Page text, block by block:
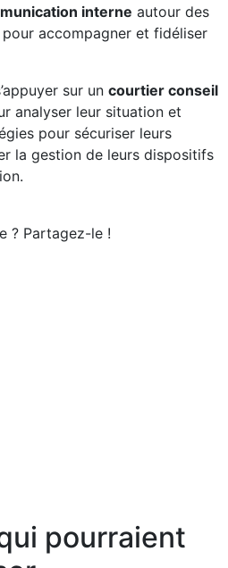
interne autour des
accompagner et fidéliser
sur un courtier conseil
analyser leur situation et
pour sécuriser leurs
la gestion de leurs dispositifs
? Partagez-le !
pourraient